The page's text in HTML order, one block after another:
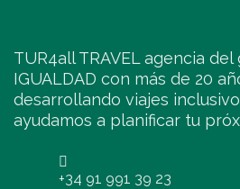
TUR4all TRAVEL agencia
IGUALDAD con más de 20
desarrollando viajes
ayudamos a planificar tu
+34 91 991 39 23